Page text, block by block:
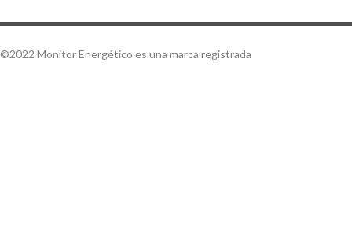
©2022 Monitor Energético es una marca registrada